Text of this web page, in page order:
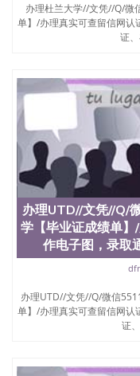
办理杜兰大学//文凭//Q/微
单】/办理真实可查留信网认
证
办理UTD//文凭//Q/
学【毕业证成绩单
作电子图，录取
办理UTD//文凭//Q/微信
单】/办理真实可查留信网认
证